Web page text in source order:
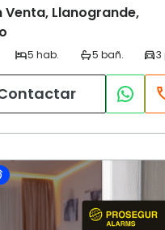
Venta, Llanogrande,